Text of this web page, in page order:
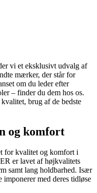
vi et eksklusivt udvalg af
mærker, der står for
om du leder efter
– finder du dem hos os.
brug af de bedste
og komfort
for kvalitet og komfort i
er lavet af højkvalitets
samt lang holdbarhed. Især
imponerer med deres tidløse